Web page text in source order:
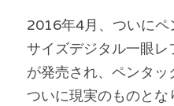
2016年4月、ついにペ
サイズデジタル一眼レ
が発売され、ペンタ
ついに現実のものとな